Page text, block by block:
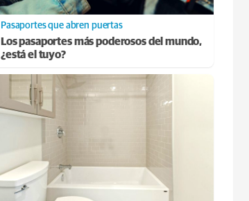
Pasaportes que abren puertas
Los pasaportes más poderosos del mundo,
¿está el tuyo?